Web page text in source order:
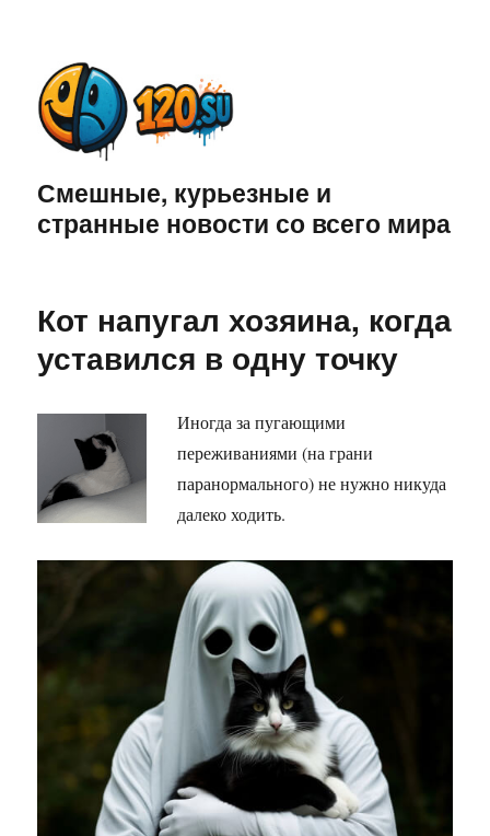
Смешные, курьезные и
странные новости со всего мира
Кот напугал хозяина, когда
уставился в одну точку
Иногда за пугающими
переживаниями (на грани
паранормального) не нужно никуда
далеко ходить.